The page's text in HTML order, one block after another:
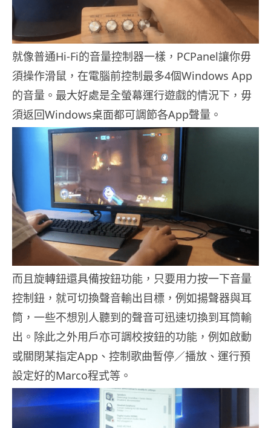
就像普通Hi-Fi的音量控制器一樣，PCPanel讓你毋
須操作滑鼠，在電腦前控制最多4個Windows App
的音量。最大好處是全螢幕運行遊戲的情況下，毋
須返回Windows桌面都可調節各App聲量。
而且旋轉鈕還具備按鈕功能，只要用力按一下音量
控制鈕，就可切換聲音輸出目標，例如揚聲器與耳
筒，一些不想別人聽到的聲音可迅速切換到耳筒輸
出。除此之外用戶亦可調校按鈕的功能，例如啟動
或關閉某指定App、控制歌曲暫停／播放、運行預
設定好的Marco程式等。